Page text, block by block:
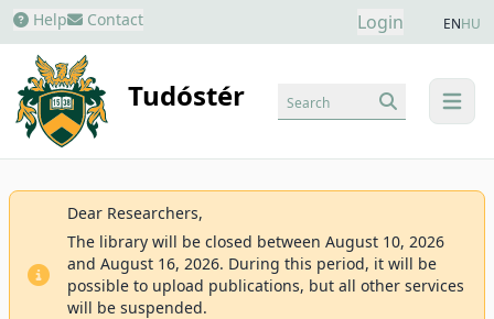
Help Contact Login ENHU
Tudóstér menu
Search
Dear Researchers,
The library will be closed between August 10, 2026
and August 16, 2026. During this period, it will be
possible to upload publications, but all other services
will be suspended.